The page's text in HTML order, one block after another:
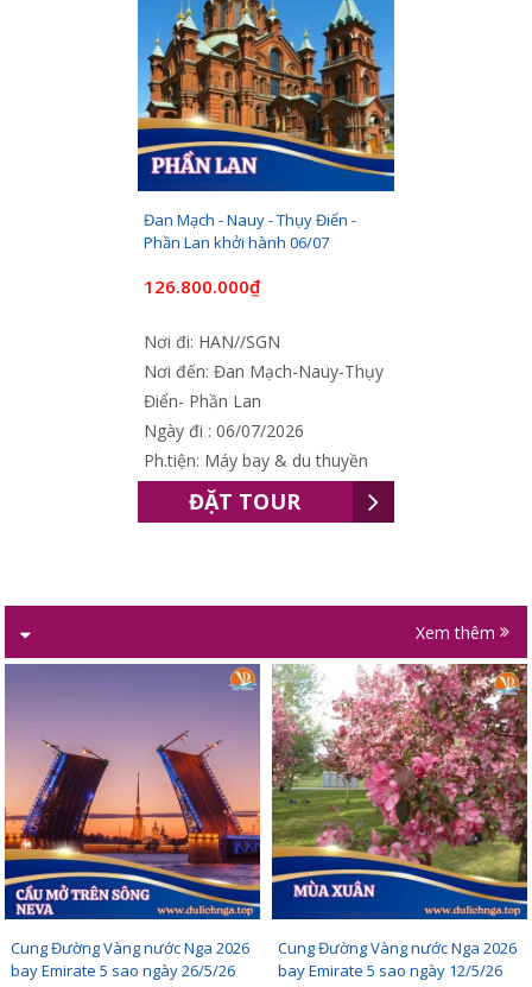
Đan Mạch - Nauy - Thụy Điển -
Phần Lan khởi hành 06/07
126.800.000₫
Nơi đi: HAN//SGN
Nơi đến: Đan Mạch-Nauy-Thụy
Điển- Phần Lan
Ngày đi : 06/07/2026
Ph.tiện: Máy bay & du thuyền
ĐẶT TOUR
Xem thêm
Cung Đường Vàng nước Nga 2026
bay Emirate 5 sao ngày 26/5/26
Cung Đường Vàng nước Nga 2026
bay Emirate 5 sao ngày 12/5/26